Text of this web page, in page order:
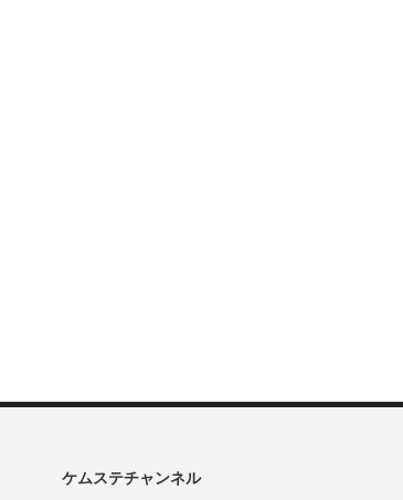
ケムステチャンネル